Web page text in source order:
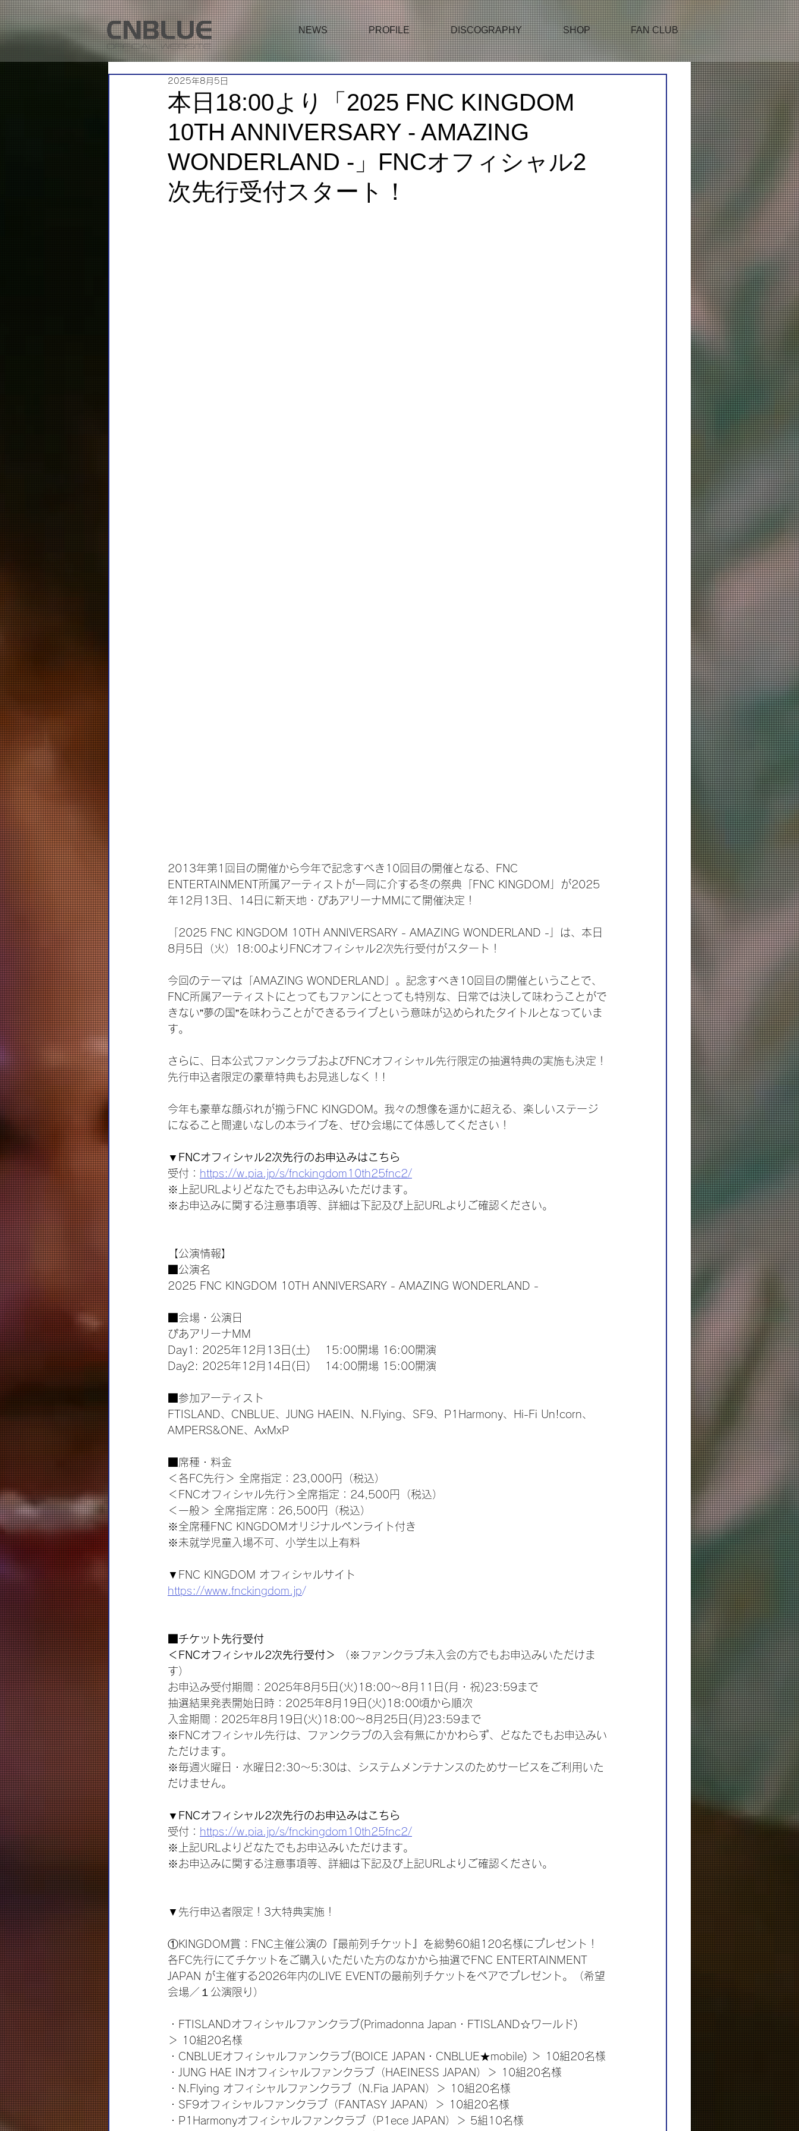
NEWS PROFILE DISCOGRAPHY SHOP FAN CLUB
本日18:00より「2025 FNC KINGDOM
10TH ANNIVERSARY - AMAZING
WONDERLAND -」FNCオフィシャル2
次先行受付スタート！
2025年8月5日
2013年第1回目の開催から今年で記念すべき10回目の開催となる、FNC
ENTERTAINMENT所属アーティストが一同に介する冬の祭典「FNC KINGDOM」が2025
年12月13日、14日に新天地・ぴあアリーナMMにて開催決定！
「2025 FNC KINGDOM 10TH ANNIVERSARY - AMAZING WONDERLAND -」は、本日
8月5日（火）18:00よりFNCオフィシャル2次先行受付がスタート！
今回のテーマは「AMAZING WONDERLAND」。記念すべき10回目の開催ということで、
FNC所属アーティストにとってもファンにとっても特別な、日常では決して味わうことがで
きない”夢の国”を味わうことができるライブという意味が込められたタイトルとなっていま
す。
さらに、日本公式ファンクラブおよびFNCオフィシャル先行限定の抽選特典の実施も決定！
先行申込者限定の豪華特典もお見逃しなく！!
今年も豪華な顔ぶれが揃うFNC KINGDOM。我々の想像を遥かに超える、楽しいステージ
になること間違いなしの本ライブを、ぜひ会場にて体感してください！
▼FNCオフィシャル2次先行のお申込みはこちら
受付： https://w.pia.jp/s/fnckingdom10th25fnc2/
※上記URLよりどなたでもお申込みいただけます。
※お申込みに関する注意事項等、詳細は下記及び上記URLよりご確認ください。
【公演情報】
■公演名
2025 FNC KINGDOM 10TH ANNIVERSARY - AMAZING WONDERLAND -
■会場・公演日
ぴあアリーナMM
Day1: 2025年12月13日(土)　 15:00開場 16:00開演
Day2: 2025年12月14日(日)　 14:00開場 15:00開演
■参加アーティスト
FTISLAND、CNBLUE、JUNG HAEIN、N.Flying、SF9、P1Harmony、Hi-Fi Un!corn、
AMPERS&ONE、AxMxP
■席種・料金
＜各FC先行＞ 全席指定：23,000円（税込）
＜FNCオフィシャル先行＞全席指定：24,500円（税込）
＜一般＞ 全席指定席：26,500円（税込）
※全席種FNC KINGDOMオリジナルペンライト付き
※未就学児童入場不可、小学生以上有料
▼FNC KINGDOM オフィシャルサイト
https://www.fnckingdom.jp/
■チケット先行受付
＜FNCオフィシャル2次先行受付＞
（※ファンクラブ未入会の方でもお申込みいただけま
す）
お申込み受付期間：2025年8月5日(火)18:00～8月11日(月・祝)23:59まで
抽選結果発表開始日時：2025年8月19日(火)18:00頃から順次
入金期間：2025年8月19日(火)18:00～8月25日(月)23:59まで
※FNCオフィシャル先行は、ファンクラブの入会有無にかかわらず、どなたでもお申込みい
ただけます。
※毎週火曜日・水曜日2:30～5:30は、システムメンテナンスのためサービスをご利用いた
だけません。
▼FNCオフィシャル2次先行のお申込みはこちら
受付： https://w.pia.jp/s/fnckingdom10th25fnc2/
※上記URLよりどなたでもお申込みいただけます。
※お申込みに関する注意事項等、詳細は下記及び上記URLよりご確認ください。
▼先行申込者限定！3大特典実施！
①KINGDOM賞：FNC主催公演の『最前列チケット』を総勢60組120名様にプレゼント！
各FC先行にてチケットをご購入いただいた方のなかから抽選でFNC ENTERTAINMENT
JAPAN が主催する2026年内のLIVE EVENTの最前列チケットをペアでプレゼント。（希望
会場／１公演限り）
・FTISLANDオフィシャルファンクラブ(Primadonna Japan・FTISLAND☆ワールド)
＞ 10組20名様
・CNBLUEオフィシャルファンクラブ(BOICE JAPAN・CNBLUE★mobile) ＞ 10組20名様
・JUNG HAE INオフィシャルファンクラブ（HAEINESS JAPAN）＞ 10組20名様
・N.Flying オフィシャルファンクラブ（N.Fia JAPAN）＞ 10組20名様
・SF9オフィシャルファンクラブ（FANTASY JAPAN）＞ 10組20名様
・P1Harmonyオフィシャルファンクラブ（P1ece JAPAN）＞ 5組10名様